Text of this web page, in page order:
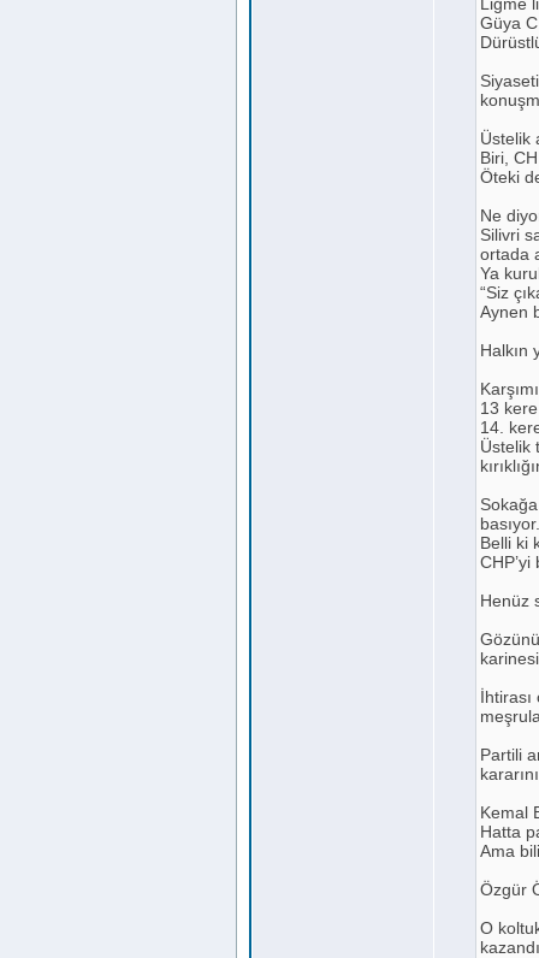
Güya
Üstelik
Biri,
Öteki
Ne
Silivri
ortada
Ya
“Siz
Aynen
Halkın
13
14.
Üstelik
basıyor.
Belli ki
Henüz
Partili
Kemal
Hatta
Ama
Özgür
O